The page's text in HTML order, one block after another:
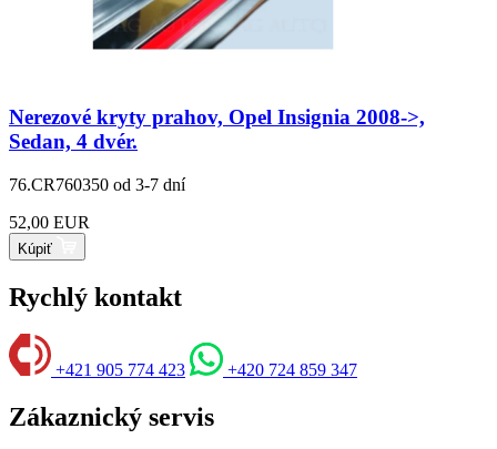
Nerezové kryty prahov, Opel Insignia 2008->,
Sedan, 4 dvér.
76.CR760350 od 3-7 dní
52,00 EUR
Kúpiť
Rychlý kontakt
+421 905 774 423 +420 724 859 347
Zákaznický servis